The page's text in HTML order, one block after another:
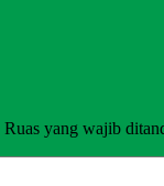
Ruas yang wajib